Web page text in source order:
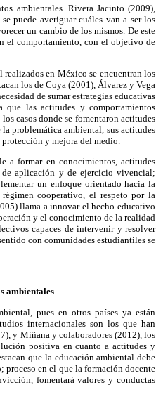
ambientales. Rivera Jacinto (2009),
puede averiguar cuáles van a ser los
un cambio de los mismos. De este
el comportamiento, con el objetivo de
en México se encuentran los
los de Coya (2001), Álvarez y Vega
de sumar estrategias educativas
las actitudes y comportamientos
casos donde se fomentaron actitudes
problemática ambiental, sus actitudes
y mejora del medio.
a formar en conocimientos, actitudes
de aplicación y de ejercicio vivencial;
un enfoque orientado hacia la
cooperativo, el respeto por la
llama a innovar el hecho educativo
y el conocimiento de la realidad
capaces de intervenir y resolver
con comunidades estudiantiles se
ambientales
pues en otros países ya están
internacionales son los que han
y Miñana y colaboradores (2012), los
positiva en cuanto a actitudes y
que la educación ambiental debe
proceso en el que la formación docente
fomentará valores y conductas